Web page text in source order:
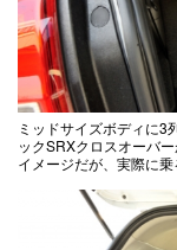
ミッドサイズボディに3
ックSRXクロスオーバ
イメージだが、実際に乗